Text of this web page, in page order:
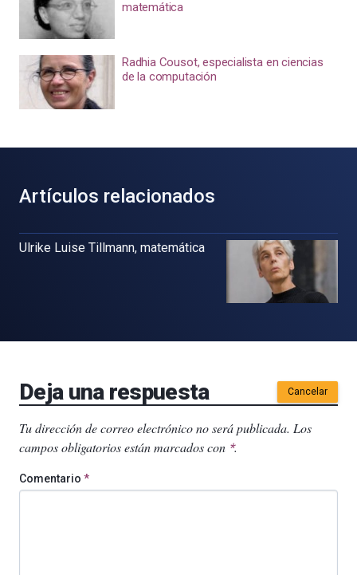
matemática
Radhia Cousot, especialista en ciencias
de la computación
Artículos relacionados
Ulrike Luise Tillmann, matemática
Deja una respuesta Cancelar
Tu dirección de correo electrónico no será publicada. Los
campos obligatorios están marcados con *.
Comentario *